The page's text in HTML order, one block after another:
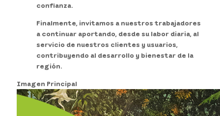
confianza.
Finalmente, invitamos a nuestros trabajadores
a continuar aportando, desde su labor diaria, al
servicio de nuestros clientes y usuarios,
contribuyendo al desarrollo y bienestar de la
región.
Imagen Principal